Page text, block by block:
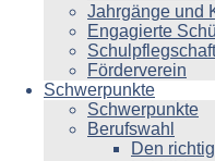
Jahrgänge und
Engagierte
Schulpflegschaft
Förderverein
Schwerpunkte
Schwerpunkte
Berufswahl
Den